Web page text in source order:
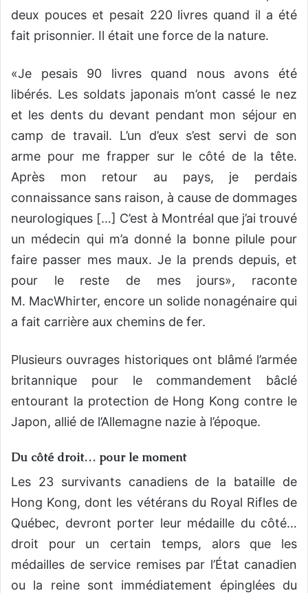
deux pouces et pesait 220 livres quand il a été
fait prisonnier. Il était une force de la nature.
«Je pesais 90 livres quand nous avons été
libérés. Les soldats japonais m’ont cassé le nez
et les dents du devant pendant mon séjour en
camp de travail. L’un d’eux s’est servi de son
arme pour me frapper sur le côté de la tête.
Après mon retour au pays, je perdais
connaissance sans raison, à cause de dommages
neurologiques […] C’est à Montréal que j’ai trouvé
un médecin qui m’a donné la bonne pilule pour
faire passer mes maux. Je la prends depuis, et
pour le reste de mes jours», raconte
M. MacWhirter, encore un solide nonagénaire qui
a fait carrière aux chemins de fer.
Plusieurs ouvrages historiques ont blâmé l’armée
britannique pour le commandement bâclé
entourant la protection de Hong Kong contre le
Japon, allié de l’Allemagne nazie à l’époque.
Du côté droit… pour le moment
Les 23 survivants canadiens de la bataille de
Hong Kong, dont les vétérans du Royal Rifles de
Québec, devront porter leur médaille du côté…
droit pour un certain temps, alors que les
médailles de service remises par l’État canadien
ou la reine sont immédiatement épinglées du